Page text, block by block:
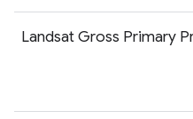
Landsat Gross Primary